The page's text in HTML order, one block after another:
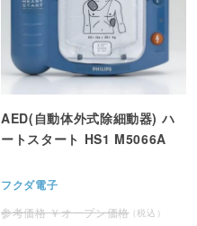
AED(自動体外式除細動器) ハ
ートスタート HS1 M5066A
フクダ電子
オープン価格